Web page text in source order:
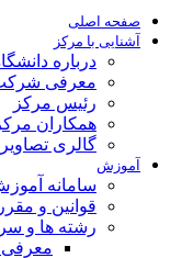
صفحه اصلی
آشنایی با مرکز
درباره
معرفی
رئیس مرکز
همکاران
گالری تصاویر
آموزش
سامانه
قوانین و
رشته ها و
معرفی